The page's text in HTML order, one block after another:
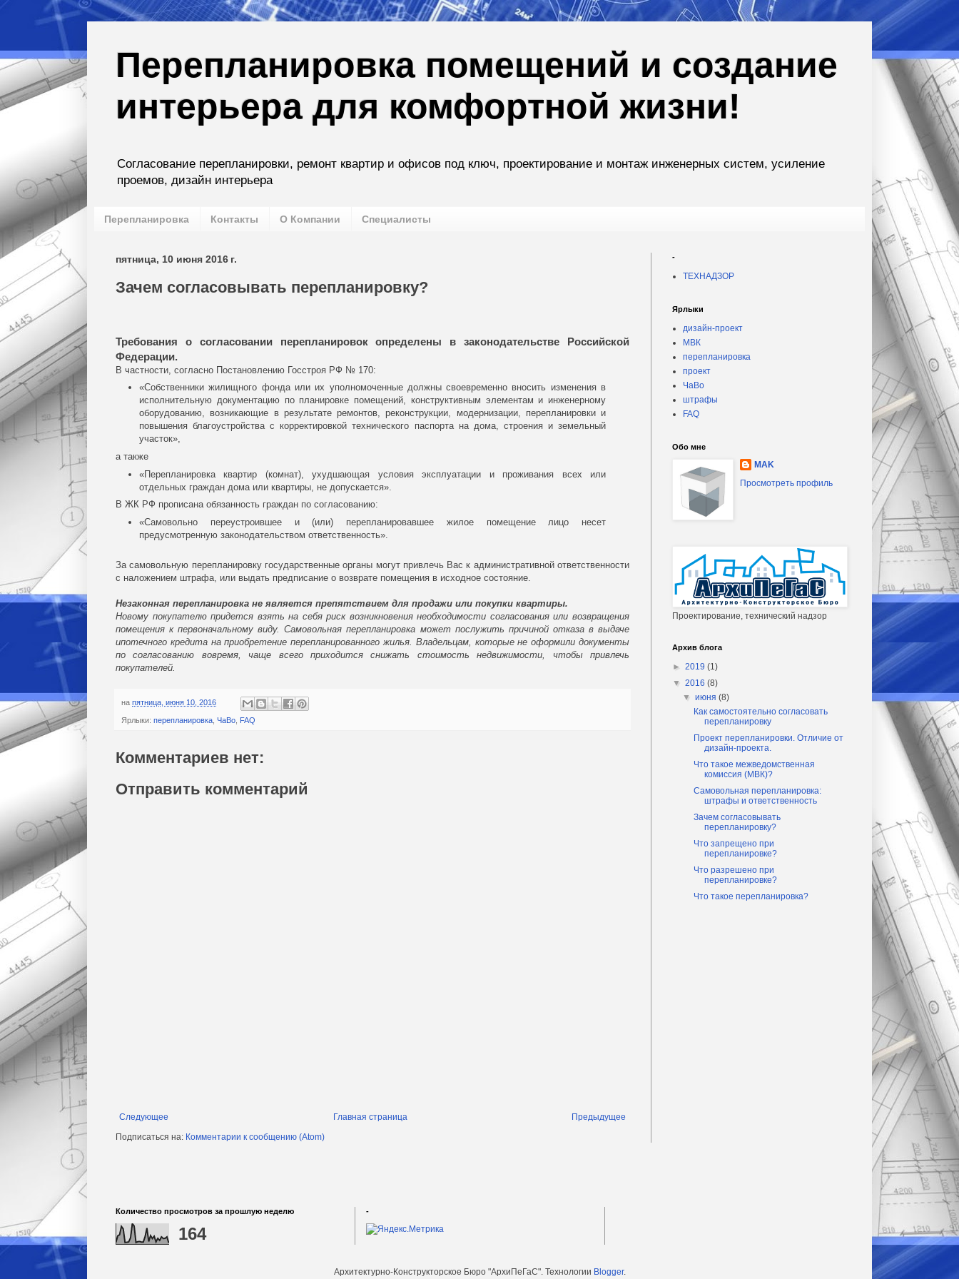
Перепланировка помещений и создание
интерьера для комфортной жизни!
Согласование перепланировки, ремонт квартир и офисов под ключ, проектирование и монтаж инженерных систем, усиление
проемов, дизайн интерьера
Перепланировка Контакты О Компании Специалисты
пятница, 10 июня 2016 г.
Зачем согласовывать перепланировку?
Требования о согласовании перепланировок определены в законодательстве Российской
Федерации.
В частности, согласно Постановлению Госстроя РФ № 170:
«Собственники жилищного фонда или их уполномоченные должны своевременно вносить изменения в
исполнительную документацию по планировке помещений, конструктивным элементам и инженерному
оборудованию, возникающие в результате ремонтов, реконструкции, модернизации, перепланировки и
повышения благоустройства с корректировкой технического паспорта на дома, строения и земельный
участок»,
а также
«Перепланировка квартир (комнат), ухудшающая условия эксплуатации и проживания всех или
отдельных граждан дома или квартиры, не допускается».
В ЖК РФ прописана обязанность граждан по согласованию:
«Самовольно переустроившее и (или) перепланировавшее жилое помещение лицо несет
предусмотренную законодательством ответственность».
За самовольную перепланировку государственные органы могут привлечь Вас к административной ответственности
с наложением штрафа, или выдать предписание о возврате помещения в исходное состояние.
Незаконная перепланировка не является препятствием для продажи или покупки квартиры.
Новому покупателю придется взять на себя риск возникновения необходимости согласования или возвращения
помещения к первоначальному виду. Самовольная перепланировка может послужить причиной отказа в выдаче
ипотечного кредита на приобретение перепланированного жилья. Владельцам, которые не оформили документы
по согласованию вовремя, чаще всего приходится снижать стоимость недвижимости, чтобы привлечь
покупателей.
на пятница, июня 10, 2016
Ярлыки: перепланировка ЧаВо FAQ
Комментариев нет:
Отправить комментарий
Следующее Предыдущее
Главная страница
Подписаться на: Комментарии к сообщению (Atom)
-
ТЕХНАДЗОР
Ярлыки
дизайн-проект
МВК
перепланировка
проект
ЧаВо
штрафы
FAQ
Обо мне
MAK
Просмотреть профиль
Проектирование, технический надзор
Архив блога
► 2019 (1)
▼ 2016 (8)
▼июня(8)
Как самостоятельно согласовать
перепланировку
Проект перепланировки. Отличие от
дизайн-проекта.
Что такое межведомственная
комиссия (МВК)?
Самовольная перепланировка:
штрафы и ответственность
Зачем согласовывать
перепланировку?
Что запрещено при
перепланировке?
Что разрешено при
перепланировке?
Что такое перепланировка?
Количество просмотров за прошлую неделю
164
-
Архитектурно-Конструкторское Бюро "АрхиПеГаС". Технологии Blogger.